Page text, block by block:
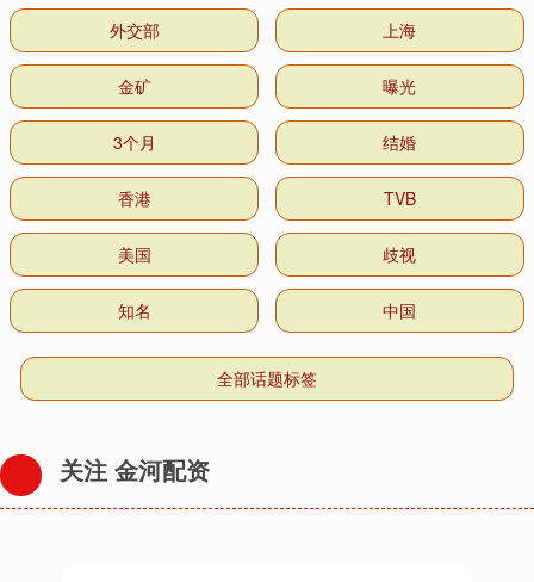
外交部 上海
金矿 曝光
3个月 结婚
香港 TVB
美国 歧视
知名 中国
全部话题标签
关注 金河配资